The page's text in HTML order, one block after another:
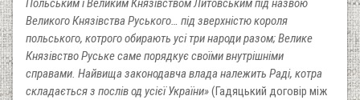
Польським і Великим Князівством Литовським під назвою
Великого Князівства Руського… під зверхністю короля
польського, котрого обирають усі три народи разом; Велике
Князівство Руське саме порядкує своїми внутрішніми
справами. Найвища законодавча влада належить Раді, котра
складається з послів од усієї України»(Гадяцький договір між